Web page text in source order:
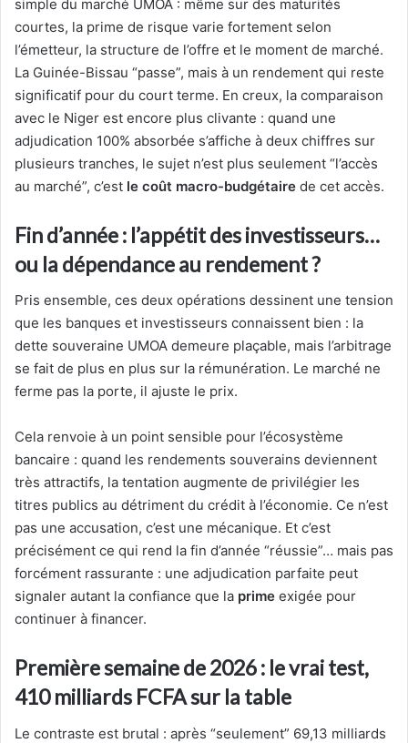
simple du marché UMOA : même sur des maturités
courtes, la prime de risque varie fortement selon
l’émetteur, la structure de l’offre et le moment de marché.
La Guinée-Bissau “passe”, mais à un rendement qui reste
significatif pour du court terme. En creux, la comparaison
avec le Niger est encore plus clivante : quand une
adjudication 100% absorbée s’affiche à deux chiffres sur
plusieurs tranches, le sujet n’est plus seulement “l’accès
au marché”, c’est le coût macro-budgétaire de cet accès.
Fin d’année : l’appétit des investisseurs…
ou la dépendance au rendement ?
Pris ensemble, ces deux opérations dessinent une tension
que les banques et investisseurs connaissent bien : la
dette souveraine UMOA demeure plaçable, mais l’arbitrage
se fait de plus en plus sur la rémunération. Le marché ne
ferme pas la porte, il ajuste le prix.
Cela renvoie à un point sensible pour l’écosystème
bancaire : quand les rendements souverains deviennent
très attractifs, la tentation augmente de privilégier les
titres publics au détriment du crédit à l’économie. Ce n’est
pas une accusation, c’est une mécanique. Et c’est
précisément ce qui rend la fin d’année “réussie”… mais pas
forcément rassurante : une adjudication parfaite peut
signaler autant la confiance que la prime exigée pour
continuer à financer.
Première semaine de 2026 : le vrai test,
410 milliards FCFA sur la table
Le contraste est brutal : après “seulement” 69,13 milliards